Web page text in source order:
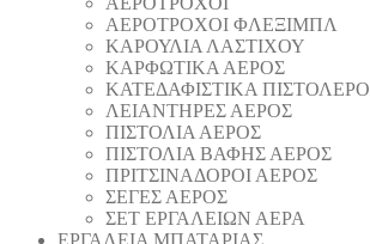
ΑΕΡΟΤΡΟΧΟΙ ΦΛΕΞΙΜΠΛ
ΚΑΡΟΥΛΙΑ ΛΑΣΤΙΧΟΥ
ΚΑΡΦΩΤΙΚΑ ΑΕΡΟΣ
ΚΑΤΕΔΑΦΙΣΤΙΚΑ ΠΙΣΤΟΛΕΡΟ
ΛΕΙΑΝΤΗΡΕΣ ΑΕΡΟΣ
ΠΙΣΤΟΛΙΑ ΑΕΡΟΣ
ΠΙΣΤΟΛΙΑ ΒΑΦΗΣ ΑΕΡΟΣ
ΠΡΙΤΣΙΝΑΔΟΡΟΙ ΑΕΡΟΣ
ΣΕΓΕΣ ΑΕΡΟΣ
ΣΕΤ ΕΡΓΑΛΕΙΩΝ ΑΕΡΑ
ΕΡΓΑΛΕΙΑ ΜΠΑΤΑΡΙΑΣ